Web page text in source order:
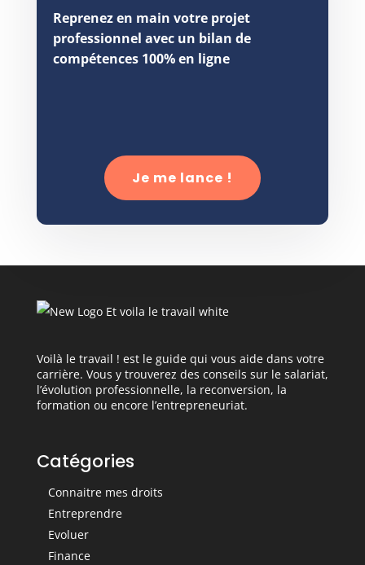
Reprenez en main votre projet
professionnel avec un bilan de
compétences 100% en ligne
Je me lance !
Voilà le travail ! est le guide qui vous aide dans votre
carrière. Vous y trouverez des conseils sur le salariat,
l’évolution professionnelle, la reconversion, la
formation ou encore l’entrepreneuriat.
Catégories
Connaitre mes droits
Entreprendre
Evoluer
Finance